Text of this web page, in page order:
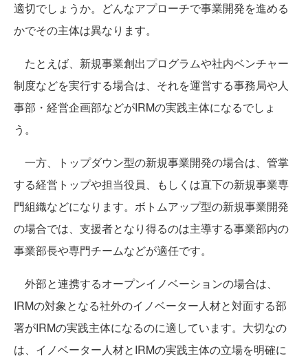
適切でしょうか。どんなアプローチで事業開発を進める
かでその主体は異なります。
たとえば、新規事業創出プログラムや社内ベンチャー
制度などを実行する場合は、それを運営する事務局や人
事部・経営企画部などがIRMの実践主体になるでしょ
う。
一方、トップダウン型の新規事業開発の場合は、管掌
する経営トップや担当役員、もしくは直下の新規事業専
門組織などになります。ボトムアップ型の新規事業開発
の場合では、支援者となり得るのは主導する事業部内の
事業部長や専門チームなどが適任です。
外部と連携するオープンイノベーションの場合は、
IRMの対象となる社外のイノベーター人材と対面する部
署がIRMの実践主体になるのに適しています。大切なの
は、イノベーター人材とIRMの実践主体の立場を明確に